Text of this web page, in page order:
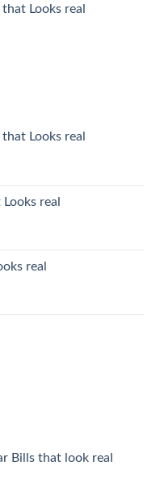
Looks real
Looks real
€
real
€
real
Bills that look real